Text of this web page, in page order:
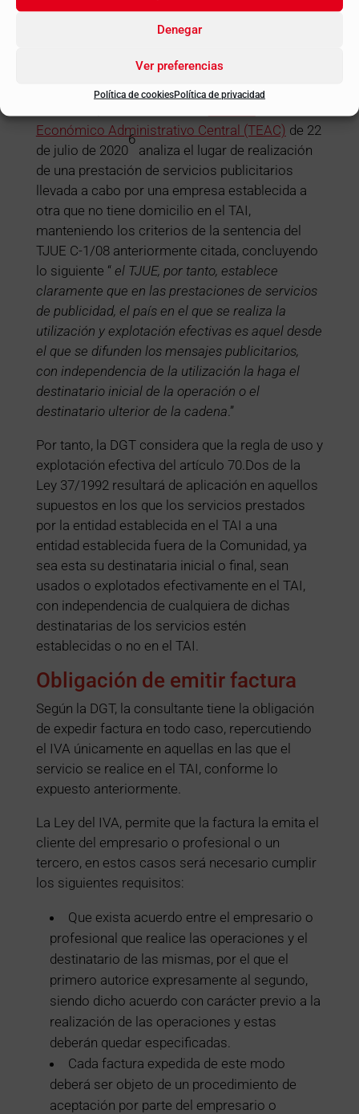
Denegar
Ver preferencias
Política de cookiesPolítica de privacidad
casos en los que una empresa establecida en el
TAI presta servicios a otra empresa no
usados o explotados efectivamente en el TAI.
Económico Administrativo Central (TEAC) de 22
de julio de 2020
6
analiza el lugar de realización
de una prestación de servicios publicitarios
llevada a cabo por una empresa establecida a
otra que no tiene domicilio en el TAI,
manteniendo los criterios de la sentencia del
TJUE C-1/08 anteriormente citada, concluyendo
lo siguiente “ el TJUE, por tanto, establece
claramente que en las prestaciones de servicios
de publicidad, el país en el que se realiza la
utilización y explotación efectivas es aquel desde
el que se difunden los mensajes publicitarios,
con independencia de la utilización la haga el
destinatario inicial de la operación o el
destinatario ulterior de la cadena .”
Por tanto, la DGT considera que la regla de uso y
explotación efectiva del artículo 70.Dos de la
Ley 37/1992 resultará de aplicación en aquellos
supuestos en los que los servicios prestados
por la entidad establecida en el TAI a una
entidad establecida fuera de la Comunidad, ya
sea esta su destinataria inicial o final, sean
usados o explotados efectivamente en el TAI,
con independencia de cualquiera de dichas
destinatarias de los servicios estén
establecidas o no en el TAI.
Obligación de emitir factura
Según la DGT, la consultante tiene la obligación
de expedir factura en todo caso, repercutiendo
el IVA únicamente en aquellas en las que el
servicio se realice en el TAI, conforme lo
expuesto anteriormente.
La Ley del IVA, permite que la factura la emita el
cliente del empresario o profesional o un
tercero, en estos casos será necesario cumplir
los siguientes requisitos:
Que exista acuerdo entre el empresario o
profesional que realice las operaciones y el
destinatario de las mismas, por el que el
primero autorice expresamente al segundo,
siendo dicho acuerdo con carácter previo a la
realización de las operaciones y estas
deberán quedar especificadas.
Cada factura expedida de este modo
deberá ser objeto de un procedimiento de
aceptación por parte del empresario o